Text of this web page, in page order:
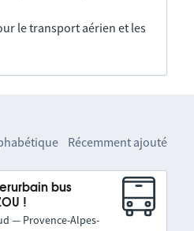
le transport aérien et les
Récemment ajouté
bus
!
— Provence-Alpes-